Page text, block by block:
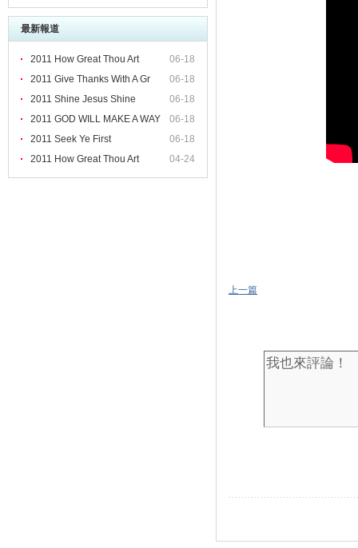
最新報道
06-18
2011 How Great Thou Art
06-18
2011 Give Thanks With A Gr
06-18
2011 Shine Jesus Shine
06-18
2011 GOD WILL MAKE A WAY
06-18
2011 Seek Ye First
04-24
2011 How Great Thou Art
上一篇